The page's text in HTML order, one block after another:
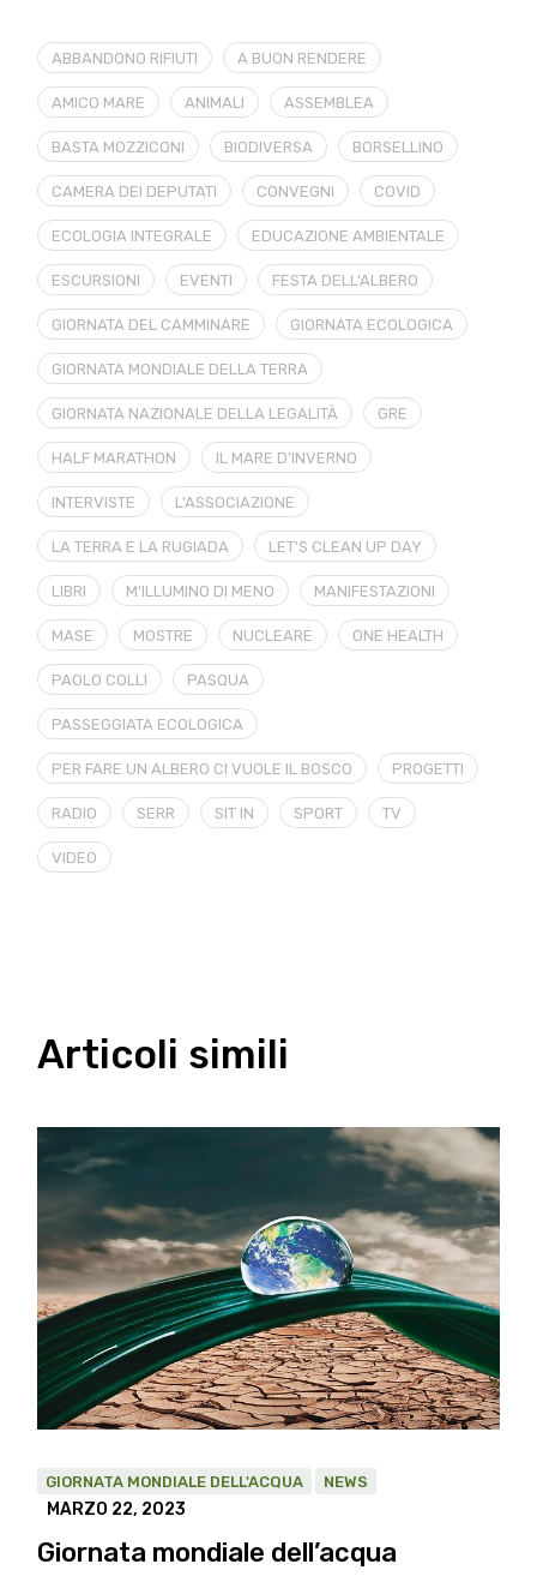
ABBANDONO RIFIUTI A BUON RENDERE
AMICO MARE ANIMALI ASSEMBLEA
BASTA MOZZICONI BIODIVERSA BORSELLINO
CAMERA DEI DEPUTATI CONVEGNI COVID
ECOLOGIA INTEGRALE EDUCAZIONE AMBIENTALE
ESCURSIONI EVENTI FESTA DELL'ALBERO
GIORNATA DEL CAMMINARE GIORNATA ECOLOGICA
GIORNATA MONDIALE DELLA TERRA
GIORNATA NAZIONALE DELLA LEGALITÀ GRE
HALF MARATHON IL MARE D'INVERNO
INTERVISTE L'ASSOCIAZIONE
LA TERRA E LA RUGIADA LET'S CLEAN UP DAY
LIBRI M'ILLUMINO DI MENO MANIFESTAZIONI
MASE MOSTRE NUCLEARE ONE HEALTH
PAOLO COLLI PASQUA
PASSEGGIATA ECOLOGICA
PER FARE UN ALBERO CI VUOLE IL BOSCO PROGETTI
RADIO SERR SIT IN SPORT TV
VIDEO
Articoli simili
GIORNATA MONDIALE DELL'ACQUA NEWS
MARZO 22, 2023
Giornata mondiale dell’acqua